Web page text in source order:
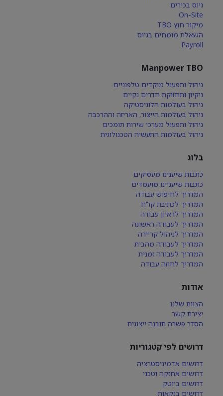
גיוס בכירים
On-Site
מיקור חוץ TBO
השאלת מומחים בגיוס
Payroll
Manpower TBO
ניהול ותפעול מוקדים טלפוניים
ניקיון ותחזוקת חדרים נקיים
ניהול בעולמות הלוגיסטיקה
ניהול בעולמות הייצור, האריזה וההרכבה
ניהול ותפעול מערכי שירות תומכים
ניהול בעולמות התעשיה הטכנולוגית
בלוג
כתבות שיענינו מעסיקים
כתבות שיעניינו מועמדים
המדריך לחיפוש עבודה
המדריך לכתיבת קו"ח
המדריך לראיון עבודה
המדריך לעבודה ראשונה
המדריך לניהול קריירה
המדריך לעבודה מהבית
המדריך לעבודה זמנית
המדריך לחוזה עבודה
אודות
הצוות שלנו
יצירת קשר
הסדר פשרה תובנה ייצוגית
דרושים לפי קטגוריות
דרושים אדמיניסטרציה
דרושים אחזקה וטכני
דרושים ביוטק
דרושים בנקאות